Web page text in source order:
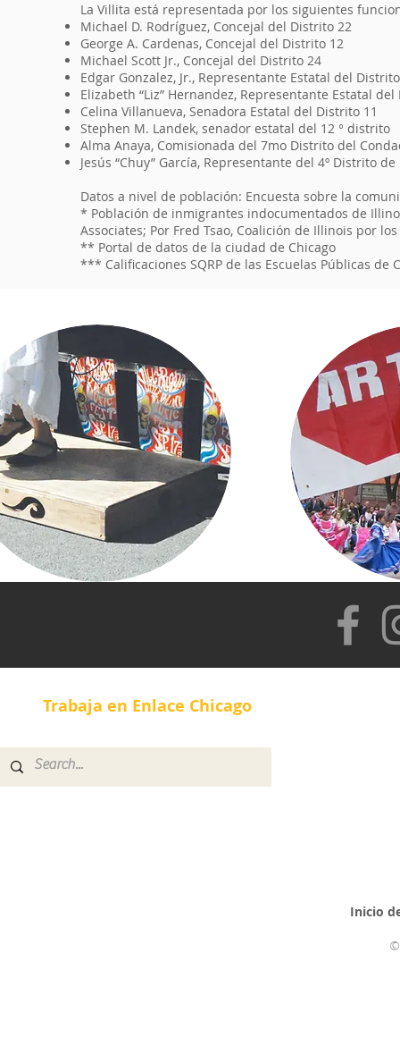
La Villita está representada por los siguientes
Michael D. Rodríguez, Concejal del Distrito 22
George A. Cardenas, Concejal del Distrito 12
Michael Scott Jr., Concejal del Distrito 24
Edgar Gonzalez, Jr., Representante Estatal del
Elizabeth “Liz” Hernandez, Representante Estatal
Celina Villanueva, Senadora Estatal del Distrito 11
Stephen M. Landek, senador estatal del 12 ° distrito
Alma Anaya, Comisionada del 7mo Distrito del
Jesús “Chuy” García, Representante del 4º Distrito
Datos a nivel de población: Encuesta sobre la
* Población de inmigrantes indocumentados de
Associates; Por Fred Tsao, Coalición de Illinois por
** Portal de datos de la ciudad de Chicago
*** Calificaciones SQRP de las Escuelas Públicas de
Trabaja en Enlace Chicago
Inicio
©